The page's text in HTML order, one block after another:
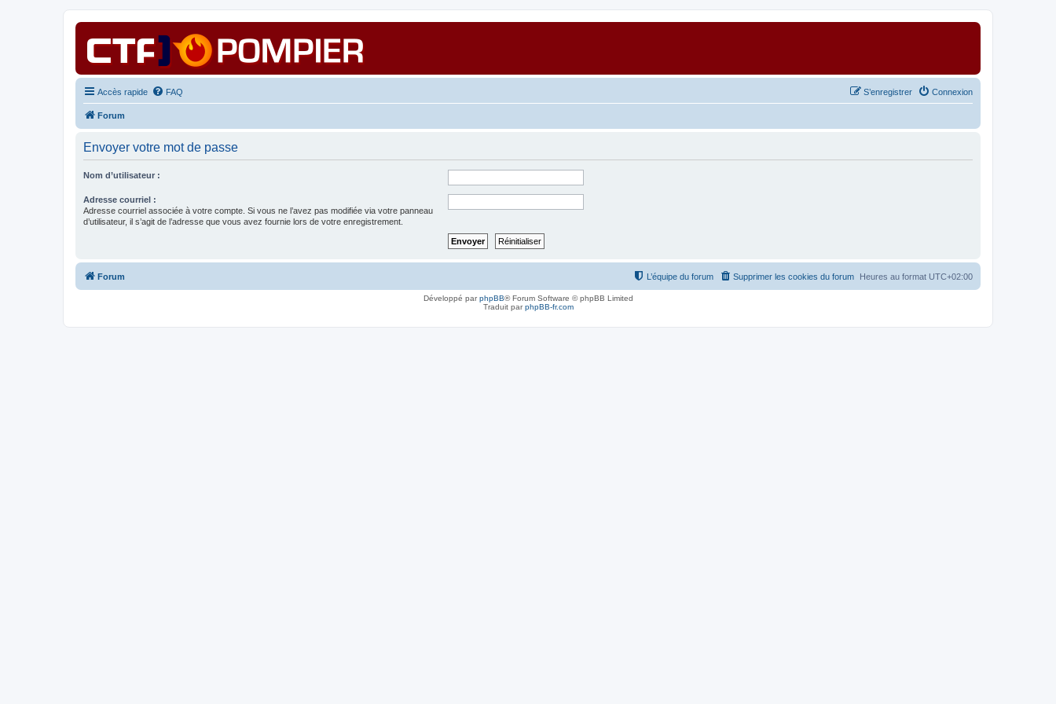
Accès rapide FAQ Connexion
S’enregistrer
Forum
Envoyer votre mot de passe
Nom d’utilisateur :
Adresse courriel :
Adresse courriel associée à votre compte. Si vous ne l’avez pas modifiée via votre panneau
d’utilisateur, il s’agit de l’adresse que vous avez fournie lors de votre enregistrement.
Forum Heures au format UTC+02:00
Supprimer les cookies du forum
L’équipe du forum
Développé parphpBB® Forum Software © phpBB Limited
Traduit parphpBB-fr.com